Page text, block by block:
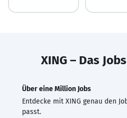
XING – Das
Über eine Million Jobs
Entdecke mit XING genau den
passt.